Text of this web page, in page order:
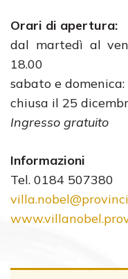
Orari di apertura:
dal martedì al
18.00
sabato e domenica:
chiusa il 25
Ingresso gratuito
Informazioni
Tel. 0184 507380